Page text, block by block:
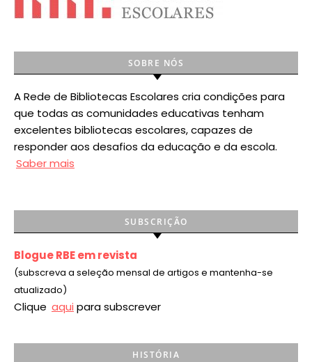
SOBRE NÓS
A Rede de Bibliotecas Escolares cria condições para
que todas as comunidades educativas tenham
excelentes bibliotecas escolares, capazes de
responder aos desafios da educação e da escola.
Saber mais
SUBSCRIÇÃO
Blogue RBE em revista
(subscreva a seleção mensal de artigos e mantenha-se
atualizado)
Clique aqui para subscrever
HISTÓRIA